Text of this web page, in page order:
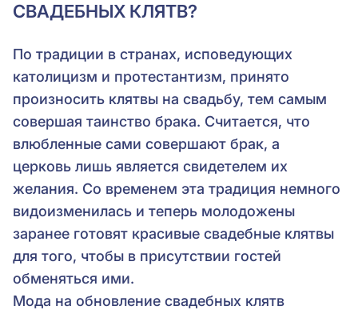
СВАДЕБНЫХ КЛЯТВ?
По традиции в странах, исповедующих
католицизм и протестантизм, принято
произносить клятвы на свадьбу, тем самым
совершая таинство брака. Считается, что
влюбленные сами совершают брак, а
церковь лишь является свидетелем их
желания. Со временем эта традиция немного
видоизменилась и теперь молодожены
заранее готовят красивые свадебные клятвы
для того, чтобы в присутствии гостей
обменяться ими.
Мода на обновление свадебных клятв